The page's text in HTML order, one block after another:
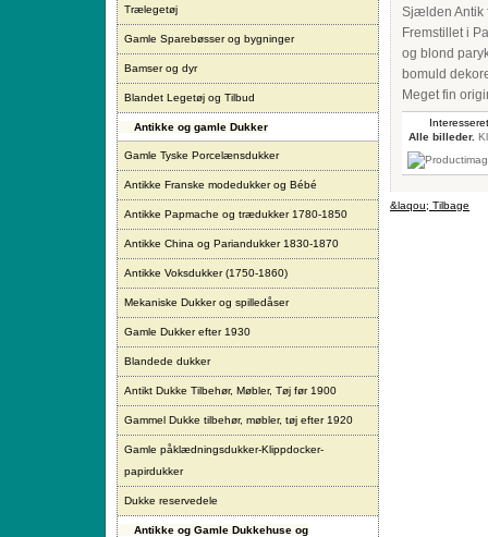
Trælegetøj
Gamle Sparebøsser og bygninger
Bamser og dyr
Blandet Legetøj og Tilbud
Antikke og gamle Dukker
Gamle Tyske Porcelænsdukker
Antikke Franske modedukker og Bébé
Antikke Papmache og trædukker 1780-1850
Antikke China og Pariandukker 1830-1870
Antikke Voksdukker (1750-1860)
Mekaniske Dukker og spilledåser
Gamle Dukker efter 1930
Blandede dukker
Antikt Dukke Tilbehør, Møbler, Tøj før 1900
Gammel Dukke tilbehør, møbler, tøj efter 1920
Gamle påklædningsdukker-Klippdocker-
papirdukker
Dukke reservedele
Antikke og Gamle Dukkehuse og
Sjælden Antik
Fremstillet i
og blond
bomuld
Meget fin
Alle billeder.
&laqou; Tilbage